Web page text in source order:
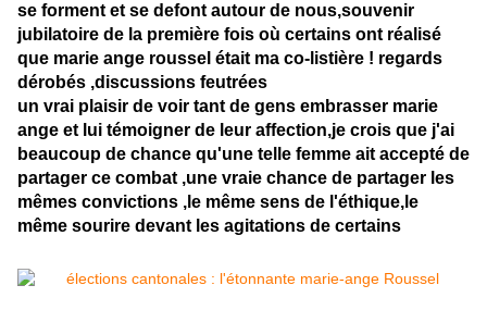
se forment et se defont autour de nous,souvenir
jubilatoire de la première fois où certains ont réalisé
que marie ange roussel était ma co-listière ! regards
dérobés ,discussions feutrées
un vrai plaisir de voir tant de gens embrasser marie
ange et lui témoigner de leur affection,je crois que j'ai
beaucoup de chance qu'une telle femme ait accepté de
partager ce combat ,une vraie chance de partager les
mêmes convictions ,le même sens de l'éthique,le
même sourire devant les agitations de certains